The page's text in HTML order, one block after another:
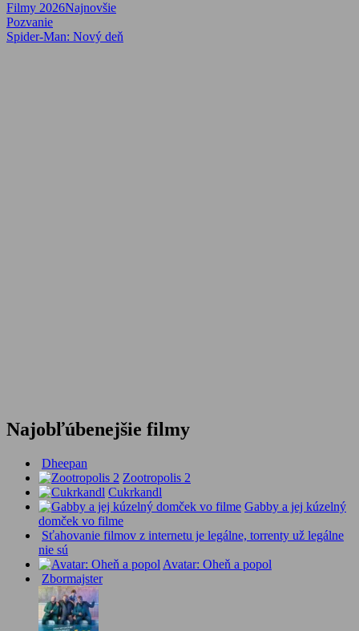
Filmy 2026Najnovšie
Navigácia
v
Previous
Post:
Pozvanie
Next
Spider-Man: Nový deň
Najobľúbenejšie filmy
Dheepan
Zootropolis 2
Cukrkandl
Gabby a jej kúzelný
domček vo filme
Sťahovanie filmov z internetu je legálne, torrenty už legálne
nie sú
Avatar: Oheň a popol
Zbormajster